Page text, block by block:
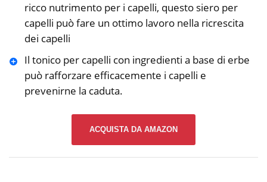
ricco nutrimento per i capelli, questo siero per
capelli può fare un ottimo lavoro nella ricrescita
dei capelli
Il tonico per capelli con ingredienti a base di erbe
può rafforzare efficacemente i capelli e
prevenirne la caduta.
ACQUISTA DA AMAZON